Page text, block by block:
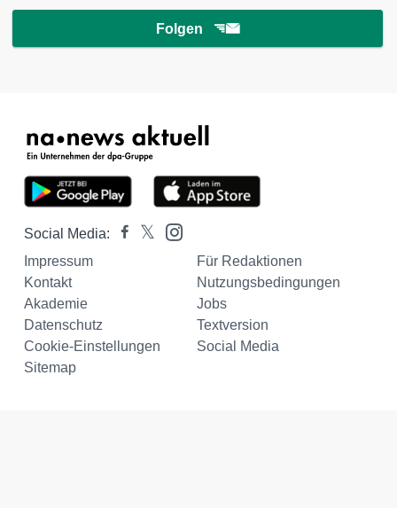
Folgen
Social Media:
Impressum
Für Redaktionen
Kontakt
Nutzungsbedingungen
Akademie
Jobs
Datenschutz
Textversion
Cookie-Einstellungen
Social Media
Sitemap